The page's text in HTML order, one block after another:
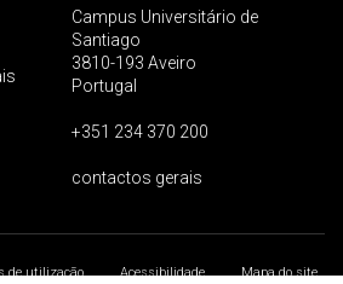
Campus Universitário de
Santiago
3810-193 Aveiro
Portugal
+351 234 370 200
contactos gerais
de utilização Acessibilidade Mapa do site